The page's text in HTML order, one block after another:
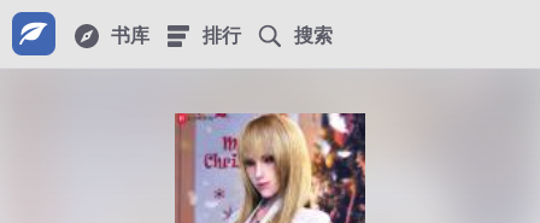
书库 排行 搜索